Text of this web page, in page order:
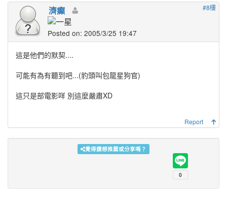
#8樓
濟癲
Posted on: 2005/3/25 19:47
這是他們的默契....
可能有為有聽到吧...(豹頭叫包龍星狗官)
這只是部電影咩 別這麼嚴肅XD
Report
覺得讚想推薦或分享嗎？